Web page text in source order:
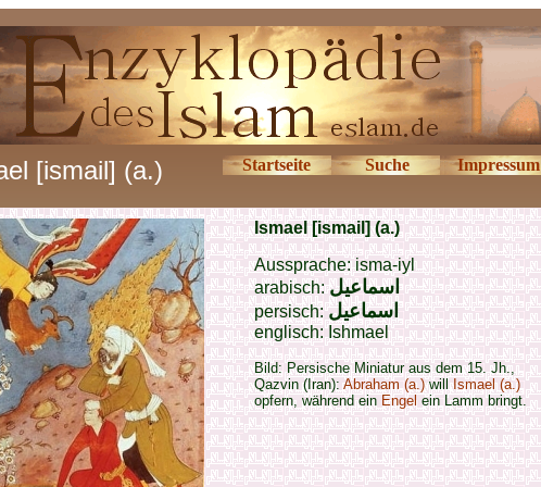
[ismail] (a.) Startseite Suche Impressum
Ismael [ismail] (a.)
Aussprache: isma-iyl
arabisch:اسماعيل
persisch:اسماعيل
englisch:Ishmael
Bild: Persische Miniatur aus dem 15. Jh.,
Qazvin (Iran):Abraham (a.)willIsmael (a.)
opfern, während ein Engel ein Lamm bringt.